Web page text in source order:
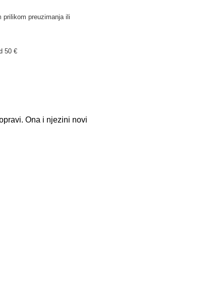
prilikom preuzimanja ili
50 €
Ona i njezini novi